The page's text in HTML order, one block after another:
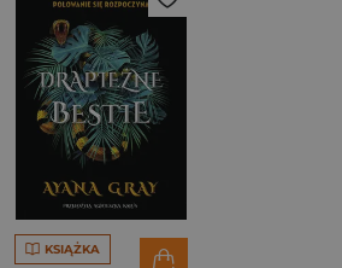
KSIĄŻKA